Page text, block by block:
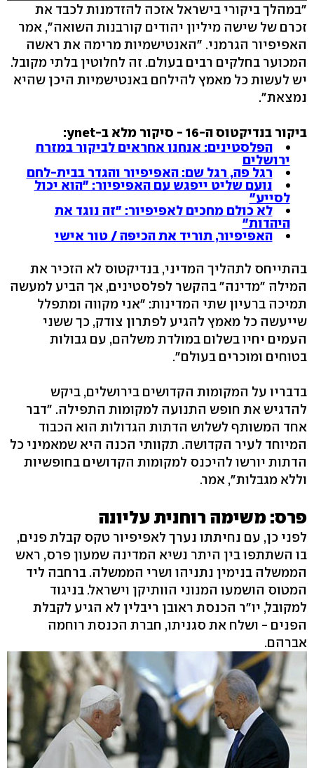
hlsjs-lite: Network error
"במהלך ביקורי בישראל אזכה להזדמנות לכבד את
זכרם של שישה מיליון יהודים קורבנות השואה", אמר
האפיפיור הגרמני. "האנטישמיות מרימה את ראשה
המכוער בחלקים רבים בעולם. זה לחלוטין בלתי מקובל.
יש לעשות כל מאמץ להילחם באנטישמיות היכן שהיא
נמצאת".
ביקור בנדיקטוס ה-16 - סיקור מלא ב-ynet:
הפלסטינים: אנחנו אחראים לביקור במזרח
ירושלים
רגל פה, רגל שם: האפיפיור והגדר בבית-לחם
נועם שליט ייפגש עם האפיפיור: "הוא יכול
לסייע"
לא כולם מחכים לאפיפיור: "זה נוגד את
היהדות"
האפיפיור, תוריד את הכיפה / טור אישי
בהתייחס לתהליך המדיני, בנדיקטוס לא הזכיר את
המילה "מדינה" בהקשר לפלסטינים, אך הביע למעשה
תמיכה ברעיון שתי המדינות: "אני מקווה ומתפלל
שייעשה כל מאמץ להגיע לפתרון צודק, כך ששני
העמים יחיו בשלום במולדת משלהם, עם גבולות
בטוחים ומוכרים בעולם".
בדבריו על המקומות הקדושים בירושלים, ביקש
להדגיש את חופש התנועה למקומות התפילה. "דבר
אחד המשותף לשלוש הדתות הגדולות הוא הכבוד
המיוחד לעיר הקדושה. תקוותי הכנה היא שמאמיני כל
הדתות יורשו להיכנס למקומות הקדושים בחופשיות
וללא מגבלות", אמר.
פרס: משימה רוחנית עליונה
לפני כן, עם נחיתתו נערך לאפיפיור טקס קבלת פנים,
בו השתתפו בין היתר נשיא המדינה שמעון פרס, ראש
הממשלה בנימין נתניהו ושרי הממשלה. ברחבה ליד
המטוס הושמעו המנוני הוותיקן וישראל. בניגוד
למקובל, יו"ר הכנסת ראובן ריבלין לא הגיע לקבלת
הפנים - ושלח את סגניתו, חברת הכנסת רוחמה
אברהם.